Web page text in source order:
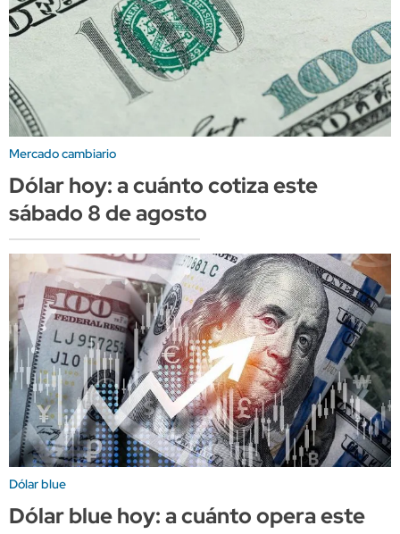
Mercado cambiario
Dólar hoy: a cuánto cotiza este
sábado 8 de agosto
Dólar blue
Dólar blue hoy: a cuánto opera este